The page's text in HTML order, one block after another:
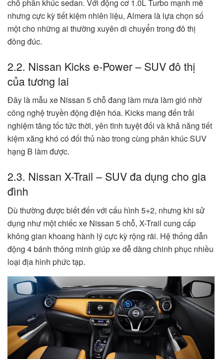
chỗ phân khúc sedan. Với động cơ 1.0L Turbo mạnh mẽ
nhưng cực kỳ tiết kiệm nhiên liệu, Almera là lựa chọn số
một cho những ai thường xuyên di chuyển trong đô thị
đông đúc.
2.2. Nissan Kicks e-Power – SUV đô thị
của tương lai
Đây là mẫu xe Nissan 5 chỗ đang làm mưa làm gió nhờ
công nghệ truyền động điện hóa. Kicks mang đến trải
nghiệm tăng tốc tức thời, yên tĩnh tuyệt đối và khả năng tiết
kiệm xăng khó có đối thủ nào trong cùng phân khúc SUV
hạng B làm được.
2.3. Nissan X-Trail – SUV đa dụng cho gia
đình
Dù thường được biết đến với cấu hình 5+2, nhưng khi sử
dụng như một chiếc xe Nissan 5 chỗ, X-Trail cung cấp
không gian khoang hành lý cực kỳ rộng rãi. Hệ thống dẫn
động 4 bánh thông minh giúp xe dễ dàng chinh phục nhiều
loại địa hình phức tạp.